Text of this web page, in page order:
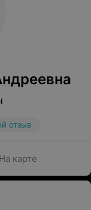
отзыв
На карте